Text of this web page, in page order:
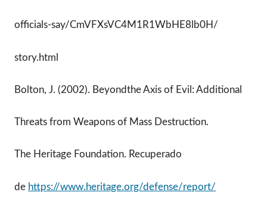
officials-say/CmVFXsVC4M1R1WbHE8lb0H/
story.html
Bolton, J. (2002). Beyondthe Axis of Evil: Additional
Threats from Weapons of Mass Destruction.
The Heritage Foundation. Recuperado
de https://www.heritage.org/defense/report/